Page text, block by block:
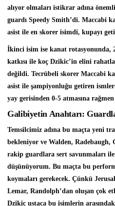
alıyor olmaları istikrar adına
guardı Speedy Smith’di. Maccabi
asist ile en skorer isimdi, kupayı
İkinci isim ise kanat rotasyonunda,
katkısı ile koç Dzikic’in elini
değildi. Tecrübeli skorer Maccabi
asist ile şampiyonluğu getiren
yay gerisinden 0-5 atmasına
Galibiyetin Anahtarı:
Temsilcimiz adına bu maçta yeni
bekleniyor ve Walden, Radebaugh,
rakip guardlara sert savunmaları ile
düşünüyorum. Bu maçta bu
koymaları gerekecek. Çünkü
Lemar, Randolph’dan oluşan çok
Dzikic ustaca bu isimlerin